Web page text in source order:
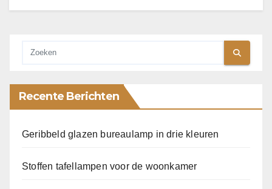
Recente Berichten
Geribbeld glazen bureaulamp in drie kleuren
Stoffen tafellampen voor de woonkamer